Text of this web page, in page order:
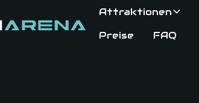
Attraktionen
Preise
FAQ